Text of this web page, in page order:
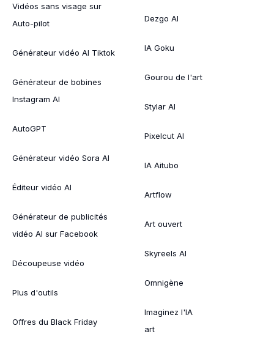
Vidéos sans visage sur
Auto-pilot
Générateur vidéo AI Tiktok
Générateur de bobines
Instagram AI
AutoGPT
Générateur vidéo Sora AI
Éditeur vidéo AI
Générateur de publicités
vidéo AI sur Facebook
Découpeuse vidéo
Plus d'outils
Offres du Black Friday
Dezgo AI
IA Goku
Gourou de l'art
Stylar AI
Pixelcut AI
IA Aitubo
Artflow
Art ouvert
Skyreels AI
Omnigène
Imaginez l'IA
art